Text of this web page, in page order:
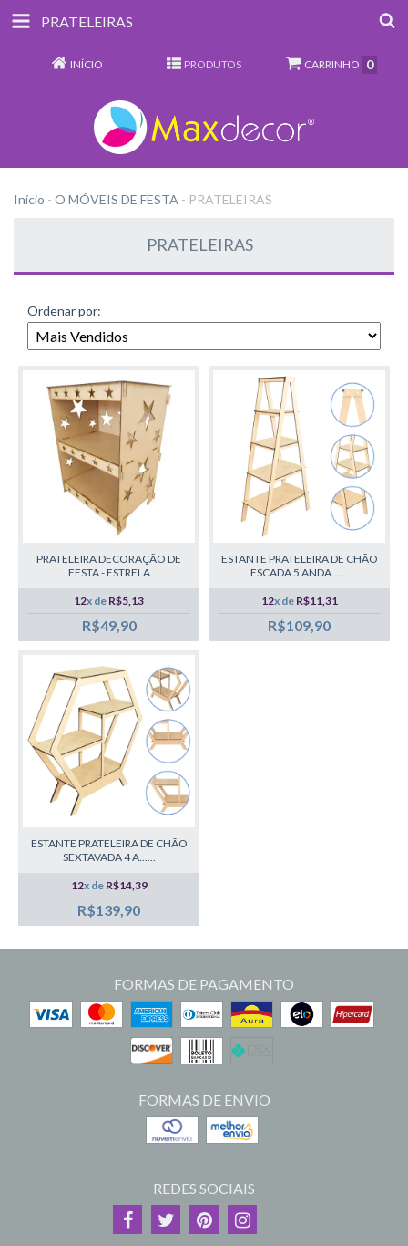
PRATELEIRAS
INÍCIO PRODUTOS CARRINHO 0
Início - O MÓVEIS DE FESTA - PRATELEIRAS
PRATELEIRAS
Ordenar por:
PRATELEIRA DECORAÇÃO DE
FESTA - ESTRELA
12x de R$5,13
R$49,90
ESTANTE PRATELEIRA DE CHÃO
ESCADA 5 ANDA......
12x de R$11,31
R$109,90
ESTANTE PRATELEIRA DE CHÃO
SEXTAVADA 4 A......
12x de R$14,39
R$139,90
FORMAS DE PAGAMENTO
FORMAS DE ENVIO
REDES SOCIAIS